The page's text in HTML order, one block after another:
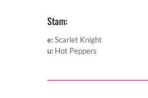
Stam:
e:Scarlet Knight
u: Hot Peppers